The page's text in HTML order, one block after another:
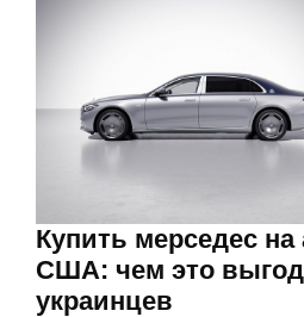
Купить мерседес на
США: чем это
украинцев